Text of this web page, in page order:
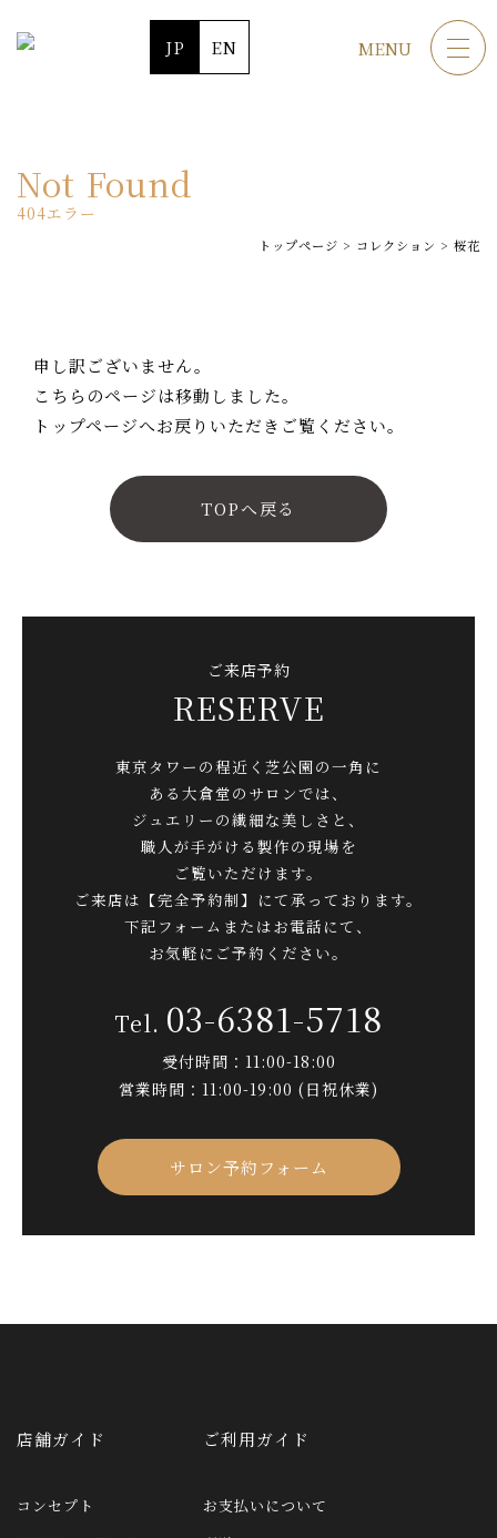
JP EN MENU
Not Found
404エラー
トップページ > コレクション > 桜花
申し訳ございません。
こちらのページは移動しました。
トップページへお戻りいただきご覧ください。
TOPへ戻る
ご来店予約
RESERVE
東京タワーの程近く芝公園の一角に
ある大倉堂のサロンでは、
ジュエリーの繊細な美しさと、
職人が手がける製作の現場を
ご覧いただけます。
ご来店は【完全予約制】にて承っております。
下記フォームまたはお電話にて、
お気軽にご予約ください。
03-6381-5718
受付時間：11:00-18:00
営業時間：11:00-19:00 (日祝休業)
サロン予約フォーム
店舗ガイド
コンセプト
ご利用ガイド
お支払いについて